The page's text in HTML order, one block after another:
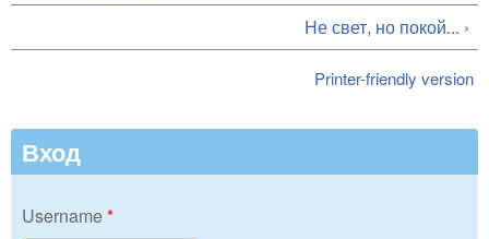
Не свет, но покой... ›
Printer-friendly version
Вход
Username*